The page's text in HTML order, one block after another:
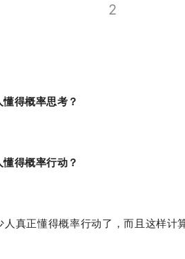
2
得概率思考？
懂得概率行动？
真正懂得概率行动了，而且这样计